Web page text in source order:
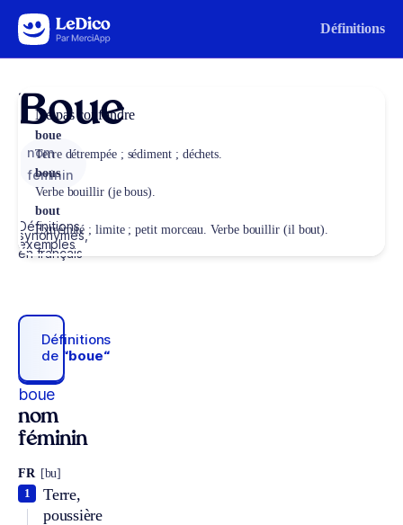
Aller au contenu Définitions
Boue
nom
féminin
Définitions,
synonymes,
exemples
en français
Définitions
de “boue“
boue
nom
féminin
FR [bu]
Terre,
poussière
1
Ne pas confondre
boue
Terre détrempée ; sédiment ; déchets.
bous
Verbe bouillir (je bous).
bout
Extrémité ; limite ; petit morceau. Verbe bouillir (il bout).